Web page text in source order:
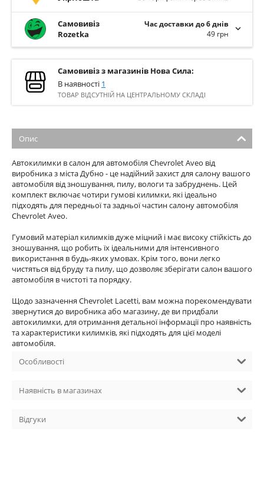
Самовивіз
Rozetka
Час доставки до 6 днів
49 грн
Самовивіз з магазинів Нова Сила:
В наявності 1
ТОВАР ВІДСУТНІЙ НА ЦЕНТРАЛЬНОМУ СКЛАДІ
Опис
Автокилимки в салон для автомобіля Chevrolet Aveo від
виробника з міста Дубно - це надійний захист для салону вашого
автомобіля від зношування, пилу, вологи та забруднень. Цей
комплект включає чотири гумові килимки, які ідеально
підходять для передньої та задньої частин салону автомобіля
Chevrolet Aveo.
Гумовий матеріал килимків дуже міцний і має високу стійкість до
зношування, що робить їх ідеальними для інтенсивного
використання в будь-яких умовах. Крім того, вони легко
чистяться від бруду та пилу, що дозволяє зберігати салон вашого
автомобіля в чистоті та порядку.
Щодо зазначення Chevrolet Lacetti, вам можна порекомендувати
звернутися до виробника або магазину, де ви придбали
автокилимки, для отримання детальної інформації про наявність
та характеристики килимків, які підходять для цієї моделі
автомобіля.
Особливості
Наявність в магазинах
Відгуки